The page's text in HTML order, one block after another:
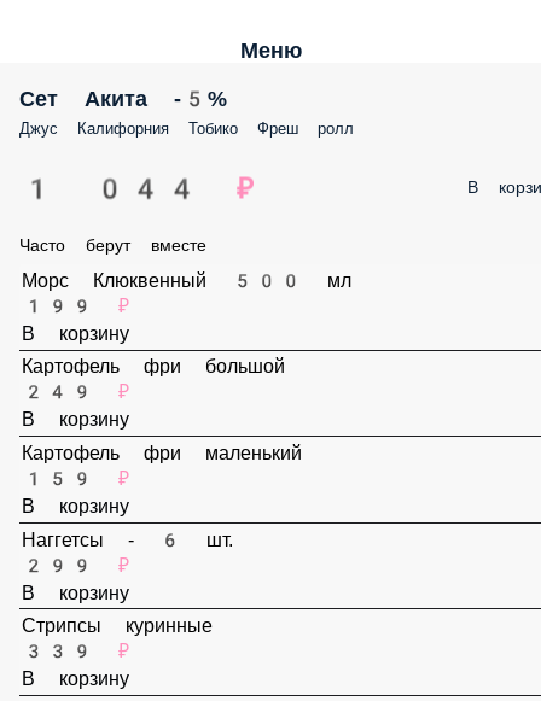
Меню
Сет Акита -5%
Джус Калифорния Тобико Фреш ролл
1 044 ₽ В
Часто берут вместе
Морс Клюквенный 500 мл
199 ₽
В корзину
Картофель фри большой
249 ₽
В корзину
Картофель фри маленький
159 ₽
В корзину
Наггетсы - 6 шт.
299 ₽
В корзину